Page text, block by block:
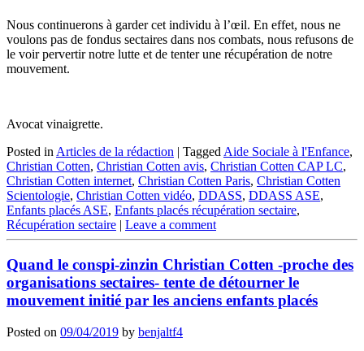
Nous continuerons à garder cet individu à l’œil. En effet, nous ne
voulons pas de fondus sectaires dans nos combats, nous refusons de
le voir pervertir notre lutte et de tenter une récupération de notre
mouvement.
Avocat vinaigrette.
Posted in Articles de la rédaction | Tagged Aide Sociale à l'Enfance,
Christian Cotten, Christian Cotten avis, Christian Cotten CAP LC,
Christian Cotten internet, Christian Cotten Paris, Christian Cotten
Scientologie, Christian Cotten vidéo, DDASS, DDASS ASE,
Enfants placés ASE, Enfants placés récupération sectaire,
Récupération sectaire | Leave a comment
Quand le conspi-zinzin Christian Cotten -proche des
organisations sectaires- tente de détourner le
mouvement initié par les anciens enfants placés
Posted on 09/04/2019 by benjaltf4